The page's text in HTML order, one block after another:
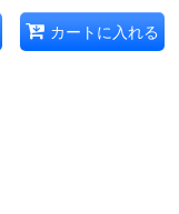
カートに入れる